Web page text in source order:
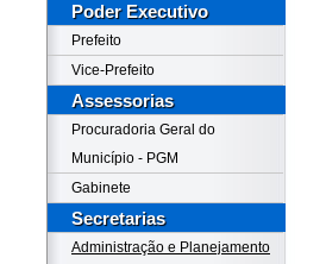
Poder Executivo
Prefeito
Vice-Prefeito
Assessorias
Procuradoria Geral do
Município - PGM
Gabinete
Secretarias
Administração e Planejamento